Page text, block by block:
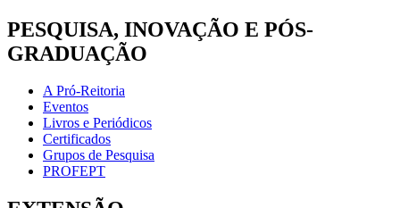
PESQUISA, INOVAÇÃO E PÓS-
GRADUAÇÃO
A Pró-Reitoria
Eventos
Livros e Periódicos
Certificados
Grupos de Pesquisa
PROFEPT